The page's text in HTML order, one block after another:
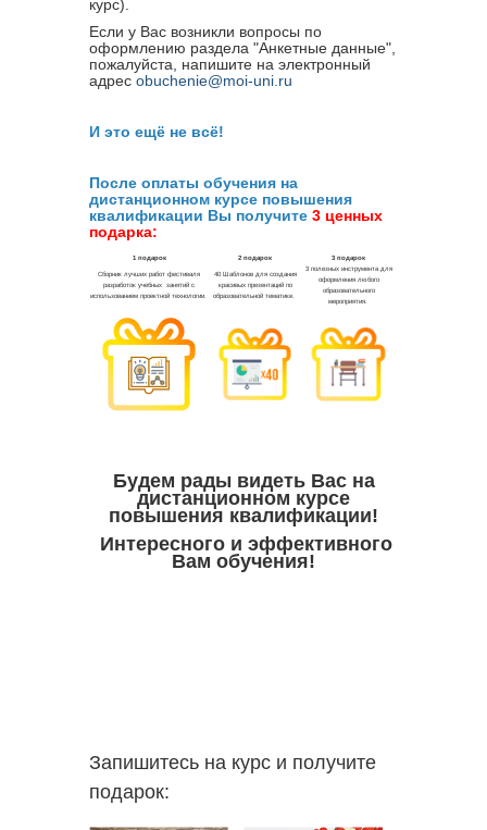
курс).
Если у Вас возникли вопросы по
оформлению раздела "Анкетные данные",
пожалуйста, напишите на электронный
адрес obuchenie@moi-uni.ru
И это ещё не всё!
После оплаты обучения на
дистанционном курсе повышения
квалификации Вы получите 3 ценных
подарка:
Будем рады видеть Вас на
дистанционном курсе
повышения квалификации!
Интересного и эффективного
Вам обучения!
Запишитесь на курс и получите
подарок: